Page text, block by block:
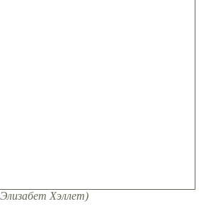
Хэллет)